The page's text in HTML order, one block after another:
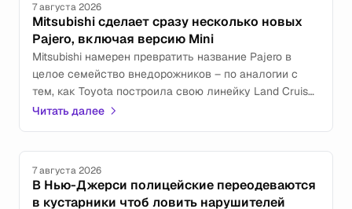
7 августа 2026
Mitsubishi сделает сразу несколько новых
Pajero, включая версию Mini
Mitsubishi намерен превратить название Pajero в
целое семейство внедорожников – по аналогии с
тем, как Toyota построила свою линейку Land Cruiser.
Первым и главным станет полноразмерный
Читать далее
7 августа 2026
В Нью-Джерси полицейские переодеваются
в кустарники чтоб ловить нарушителей